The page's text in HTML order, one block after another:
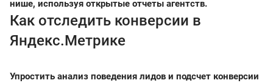
нише, используя открытые отчеты агентств.
Как отследить конверсии в
Яндекс.Метрике
Упростить анализ поведения лидов и подсчет конверсии